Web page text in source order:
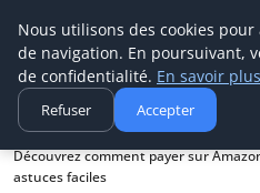
Aecme
Accueil
Découvrez comment payer sur
astuces faciles
Nous utilisons des cookies
de navigation. En poursuivant,
de confidentialité. En savoir plus
Refuser Accepter